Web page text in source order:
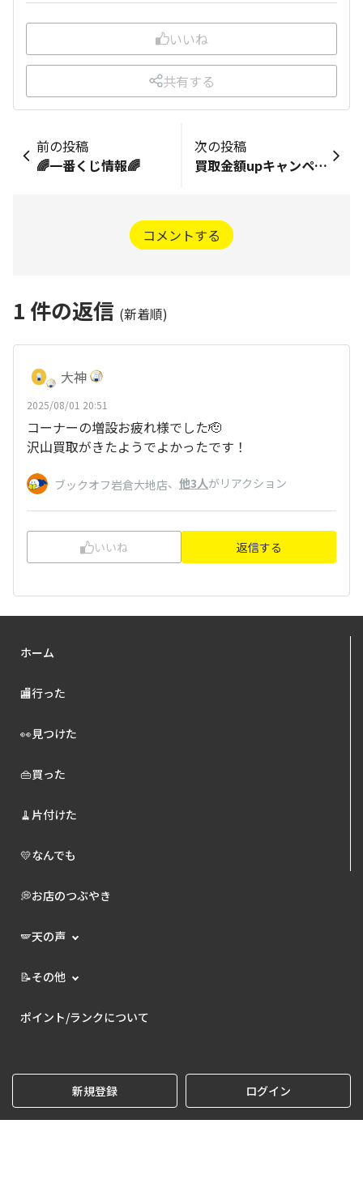
いいね
共有する
前の投稿
🌈一番くじ情報🌈
次の投稿
買取金額upキャンペーン✨
コメントする
1 件の返信 (新着順)
大神
2025/08/01 20:51
コーナーの増設お疲れ様でした🫡
沢山買取がきたようでよかったです！
ブックオフ岩倉大地店、 他3人がリアクション
いいね 返信する
ホーム
🏬行った
👀見つけた
👜買った
🧹片付けた
💛なんでも
💭お店のつぶやき
🪽天の声
📝その他
ポイント/ランクについて
新規登録 ログイン